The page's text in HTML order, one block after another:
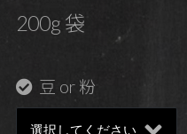
200g 袋
豆 or 粉